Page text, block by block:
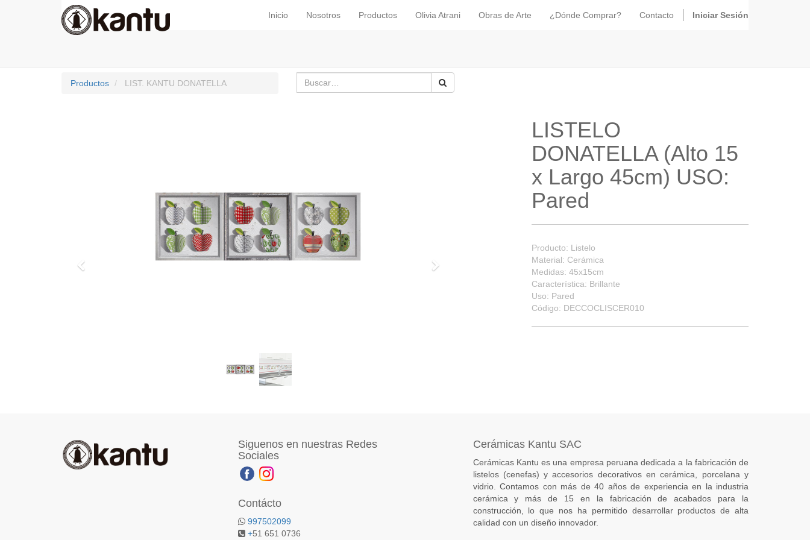
Inicio Nosotros Productos Olivia Atrani Obras de Arte ¿Dónde Comprar? Contacto Iniciar Sesión
Productos LIST. KANTU DONATELLA
Siguiente
LISTELO
DONATELLA (Alto 15
x Largo 45cm) USO:
Pared
Producto: Listelo
Material: Cerámica
Medidas: 45x15cm
Característica: Brillante
Uso: Pared
Código: DECCOCLISCER010
Siguenos en nuestras Redes
Sociales
Contácto
997502099
+51 651 0736
Cerámicas Kantu SAC
Cerámicas Kantu es una empresa peruana dedicada a la fabricación de
listelos (cenefas) y accesorios decorativos en cerámica, porcelana y
vidrio. Contamos con más de 40 años de experiencia en la industria
cerámica y más de 15 en la fabricación de acabados para la
construcción, lo que nos ha permitido desarrollar productos de alta
calidad con un diseño innovador.